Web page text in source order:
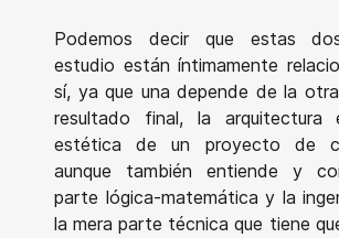
Podemos decir que estas
estudio están íntimamente
sí, ya que una depende de la
resultado final, la
estética de un proyecto de
aunque también entiende y
parte lógica-matemática y la
la mera parte técnica que tiene